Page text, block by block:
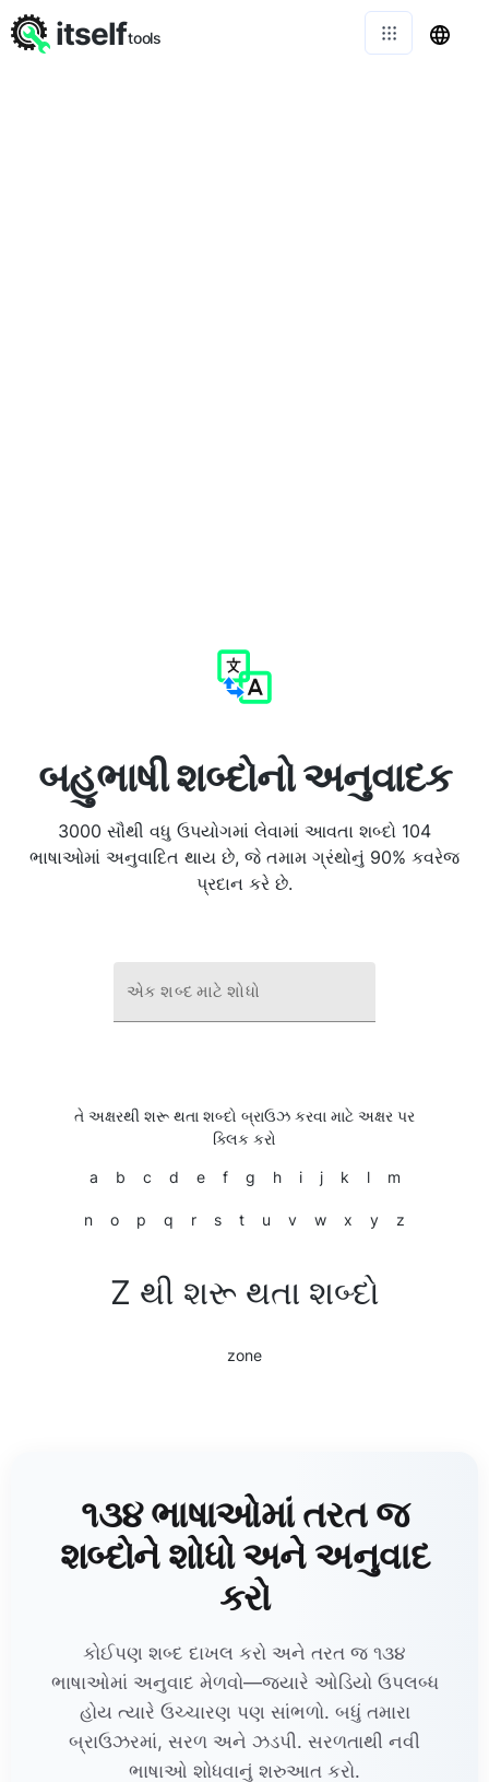
બહુભાષી શબ્દોનો અનુવાદક
3000 સૌથી વધુ ઉપયોગમાં લેવામાં આવતા શબ્દો 104
ભાષાઓમાં અનુવાદિત થાય છે, જે તમામ ગ્રંથોનું 90% કવરેજ
પ્રદાન કરે છે.
એક શબ્દ માટે શોધો
તે અક્ષરથી શરૂ થતા શબ્દો બ્રાઉઝ કરવા માટે અક્ષર પર
ક્લિક કરો
a b c d e f g h i j k l m
n o p q r s t u v w x y z
Z થી શરૂ થતા શબ્દો
zone
૧૩૪ ભાષાઓમાં તરત જ
શબ્દોને શોધો અને અનુવાદ
કરો
કોઈપણ શબ્દ દાખલ કરો અને તરત જ ૧૩૪
ભાષાઓમાં અનુવાદ મેળવો—જ્યારે ઓડિયો ઉપલબ્ધ
હોય ત્યારે ઉચ્ચારણ પણ સાંભળો. બધું તમારા
બ્રાઉઝરમાં, સરળ અને ઝડપી. સરળતાથી નવી
ભાષાઓ શોધવાનું શરુઆત કરો.
itselftools